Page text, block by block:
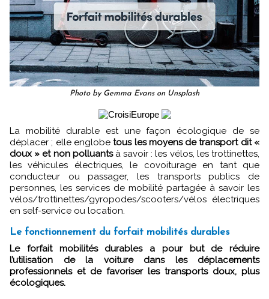
Photo by Gemma Evans on Unsplash
La mobilité durable est une façon écologique de se
déplacer ; elle englobetous les moyens de transport dit «
doux » et non polluantsà savoir : les vélos, les trottinettes,
les véhicules électriques, le covoiturage en tant que
conducteur ou passager, les transports publics de
personnes, les services de mobilité partagée à savoir les
vélos/trottinettes/gyropodes/scooters/vélos électriques
en self-service ou location.
Le fonctionnement du forfait mobilités durables
Le forfait mobilités durables a pour but de réduire
l’utilisation de la voiture dans les déplacements
professionnels et de favoriser les transports doux, plus
écologiques.